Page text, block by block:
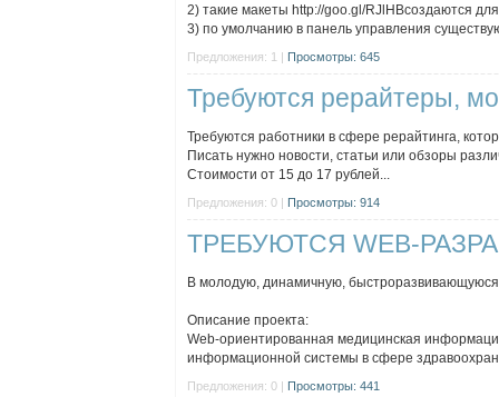
2) такие макеты http://goo.gl/RJlHBсоздаются
3) по умолчанию в панель управления
Предложения: 1 | Просмотры: 645
Требуются рерайтеры,
Требуются работники в сфере рерайтинга,
Писать нужно новости, статьи или обзоры
Стоимости от 15 до 17 рублей...
Предложения: 0 | Просмотры: 914
ТРЕБУЮТСЯ WEB-
В молодую, динамичную,
Описание проекта:
Web-ориентированная медицинская
информационной системы в сфере
Предложения: 0 | Просмотры: 441